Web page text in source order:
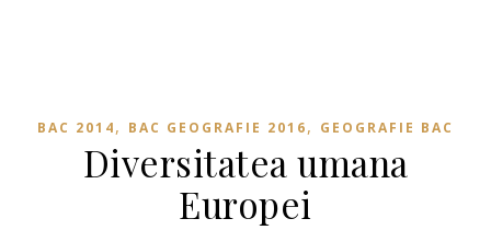
BAC 2014, BAC GEOGRAFIE 2016, GEOGRAFIE BAC
Diversitatea umana
Europei